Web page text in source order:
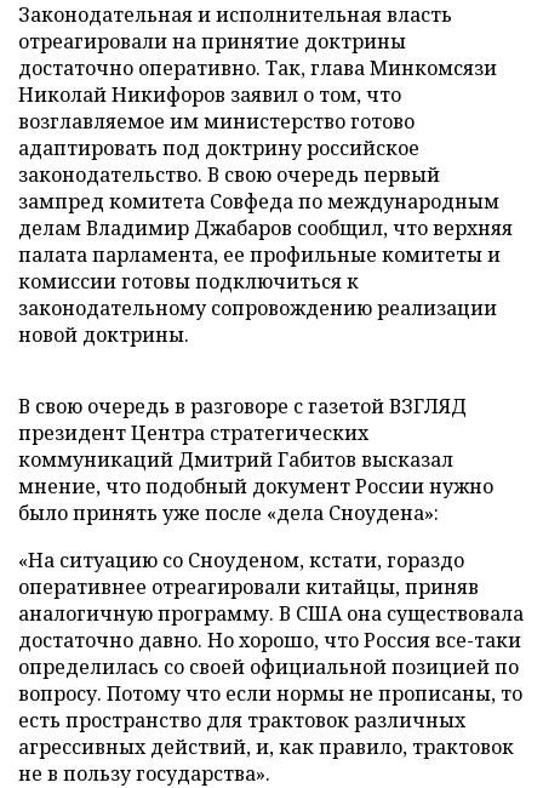
Законодательная и исполнительная власть
отреагировали на принятие доктрины
достаточно оперативно. Так, глава Минкомсязи
Николай Никифоров заявил о том, что
возглавляемое им министерство готово
адаптировать под доктрину российское
законодательство. В свою очередь первый
зампред комитета Совфеда по международным
делам Владимир Джабаров сообщил, что верхняя
палата парламента, ее профильные комитеты и
комиссии готовы подключиться к
законодательному сопровождению реализации
новой доктрины.
В свою очередь в разговоре с газетой ВЗГЛЯД
президент Центра стратегических
коммуникаций Дмитрий Габитов высказал
мнение, что подобный документ России нужно
было принять уже после «дела Сноудена»:
«На ситуацию со Сноуденом, кстати, гораздо
оперативнее отреагировали китайцы, приняв
аналогичную программу. В США она существовала
достаточно давно. Но хорошо, что Россия все-таки
определилась со своей официальной позицией по
вопросу. Потому что если нормы не прописаны, то
есть пространство для трактовок различных
агрессивных действий, и, как правило, трактовок
не в пользу государства».